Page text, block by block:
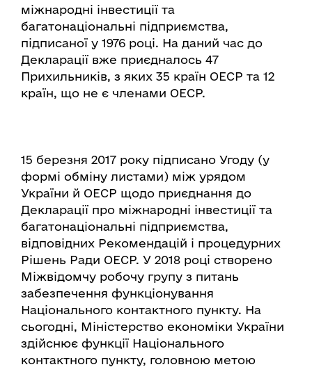
міжнародні інвестиції та
багатонаціональні підприємства,
підписаної у 1976 році. На даний час до
Декларації вже приєдналось 47
Прихильників, з яких 35 країн ОЕСР та 12
країн, що не є членами ОЕСР.
15 березня 2017 року підписано Угоду (у
формі обміну листами) між урядом
України й ОЕСР щодо приєднання до
Декларації про міжнародні інвестиції та
багатонаціональні підприємства,
відповідних Рекомендацій і процедурних
Рішень Ради ОЕСР. У 2018 році створено
Міжвідомчу робочу групу з питань
забезпечення функціонування
Національного контактного пункту. На
сьогодні, Міністерство економіки України
здійснює функції Національного
контактного пункту, головною метою